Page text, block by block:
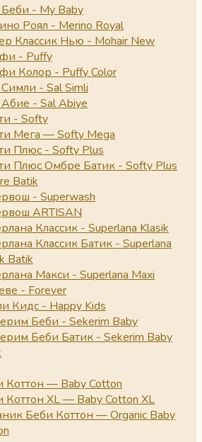
- My Baby
Роял - Merino Royal
Классик Нью - Mohair New
- Puffy
Колор - Puffy Color
- Sal Simli
- Sal Abiye
- Softy
Мега — Softy Mega
Плюс - Softy Plus
Плюс Омбре Батик - Softy Plus
Batik
- Superwash
ARTISAN
Классик - Superlana Klasik
Классик Батик - Superlana
Batik
Макси - Superlana Maxi
- Forever
Кидс - Happy Kids
Беби - Sekerim Baby
Беби Батик - Sekerim Baby
Коттон — Baby Cotton
Коттон XL — Baby Cotton XL
Беби Коттон — Organic Baby